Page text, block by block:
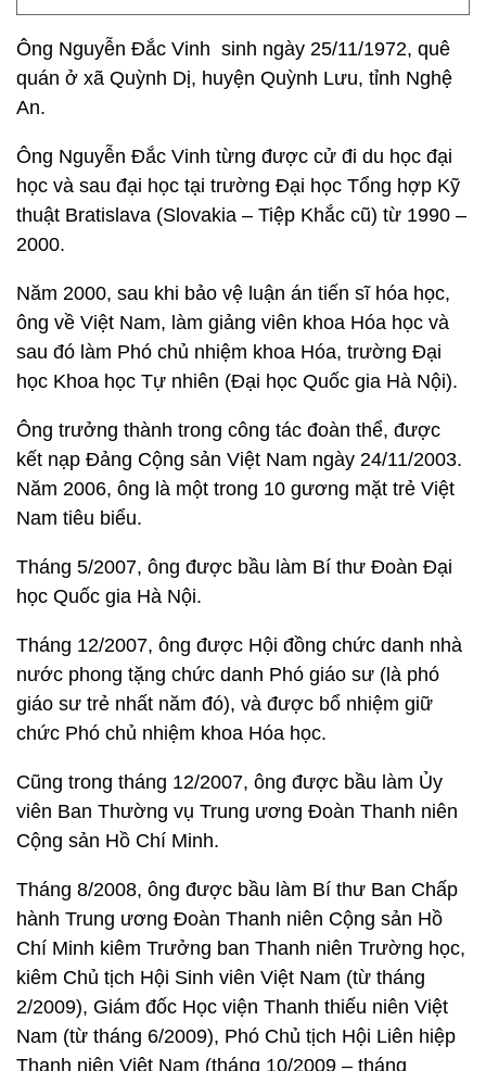
Ông Nguyễn Đắc Vinh sinh ngày 25/11/1972, quê
quán ở xã Quỳnh Dị, huyện Quỳnh Lưu, tỉnh Nghệ
An.
Ông Nguyễn Đắc Vinh từng được cử đi du học đại
học và sau đại học tại trường Đại học Tổng hợp Kỹ
thuật Bratislava (Slovakia – Tiệp Khắc cũ) từ 1990 –
2000.
Năm 2000, sau khi bảo vệ luận án tiến sĩ hóa học,
ông về Việt Nam, làm giảng viên khoa Hóa học và
sau đó làm Phó chủ nhiệm khoa Hóa, trường Đại
học Khoa học Tự nhiên (Đại học Quốc gia Hà Nội).
Ông trưởng thành trong công tác đoàn thể, được
kết nạp Đảng Cộng sản Việt Nam ngày 24/11/2003.
Năm 2006, ông là một trong 10 gương mặt trẻ Việt
Nam tiêu biểu.
Tháng 5/2007, ông được bầu làm Bí thư Đoàn Đại
học Quốc gia Hà Nội.
Tháng 12/2007, ông được Hội đồng chức danh nhà
nước phong tặng chức danh Phó giáo sư (là phó
giáo sư trẻ nhất năm đó), và được bổ nhiệm giữ
chức Phó chủ nhiệm khoa Hóa học.
Cũng trong tháng 12/2007, ông được bầu làm Ủy
viên Ban Thường vụ Trung ương Đoàn Thanh niên
Cộng sản Hồ Chí Minh.
Tháng 8/2008, ông được bầu làm Bí thư Ban Chấp
hành Trung ương Đoàn Thanh niên Cộng sản Hồ
Chí Minh kiêm Trưởng ban Thanh niên Trường học,
kiêm Chủ tịch Hội Sinh viên Việt Nam (từ tháng
2/2009), Giám đốc Học viện Thanh thiếu niên Việt
Nam (từ tháng 6/2009), Phó Chủ tịch Hội Liên hiệp
Thanh niên Việt Nam (tháng 10/2009 – tháng